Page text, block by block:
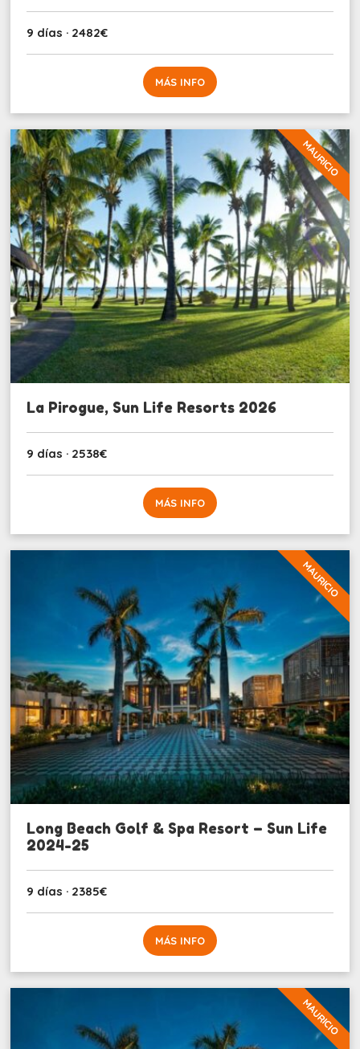
9 días · 2482€
MÁS INFO
MAURICIO
La Pirogue, Sun Life Resorts 2026
9 días · 2538€
MÁS INFO
MAURICIO
Long Beach Golf & Spa Resort – Sun Life
2024-25
9 días · 2385€
MÁS INFO
MAURICIO